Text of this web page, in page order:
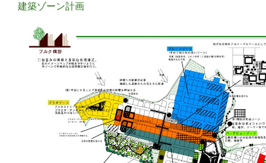
建築ゾーン計画